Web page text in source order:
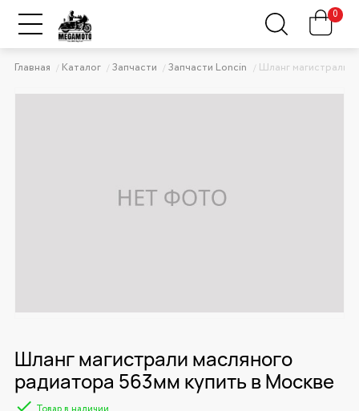
0
Главная Каталог Запчасти Запчасти Loncin Шланг магистрали
Шланг магистрали масляного
радиатора 563мм купить в Москве